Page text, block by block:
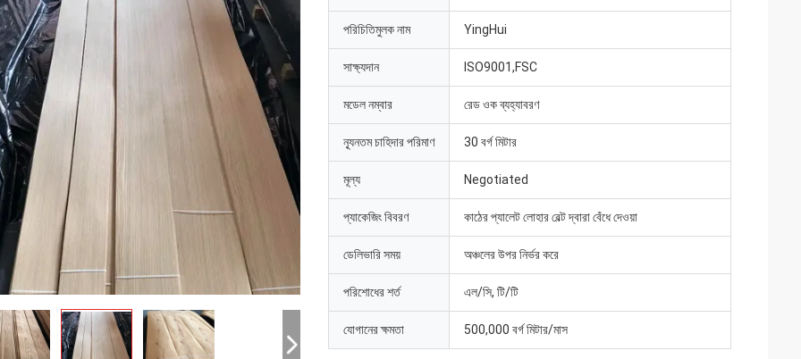
পরিচিতিমুলক নাম YingHui
সাক্ষ্যদান ISO9001,FSC
মডেল নম্বার রেড ওক ব্যহ্যাবরণ
ন্যূনতম চাহিদার পরিমাণ 30 বর্গ মিটার
মূল্য Negotiated
প্যাকেজিং বিবরণ কাঠের প্যালেট লোহার বেল্ট দ্বারা বেঁধে দেওয়া
ডেলিভারি সময় অঞ্চলের উপর নির্ভর করে
পরিশোধের শর্ত এল/সি, টি/টি
যোগানের ক্ষমতা 500,000 বর্গ মিটার/মাস